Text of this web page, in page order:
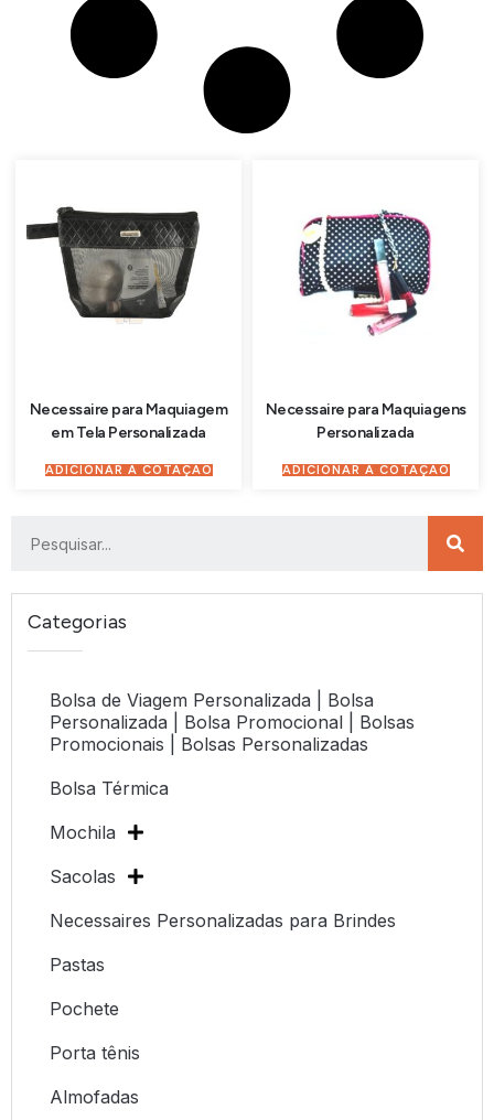
Categorias
Bolsa de Viagem Personalizada | Bolsa
Personalizada | Bolsa Promocional | Bolsas
Promocionais | Bolsas Personalizadas
Bolsa Térmica
Mochila
Sacolas
Necessaires Personalizadas para Brindes
Pastas
Pochete
Porta tênis
Almofadas
Necessaire para Maquiagem
em Tela Personalizada
ADICIONAR À COTAÇÃO
Necessaire para Maquiagens
Personalizada
ADICIONAR À COTAÇÃO